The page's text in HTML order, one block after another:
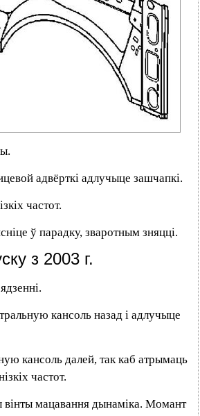
адвёрткі адлучыце зашчапкі.
частот.
ў парадку, зваротным зняцці.
з 2003 г.
кансоль назад і адлучыце
кансоль далей, так каб атрымаць
частот.
мацавання дынаміка. Момант